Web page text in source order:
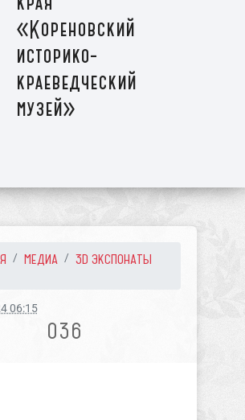
«Кореновский
историко-
краеведческий
музей»
МЕДИА 3D ЭКСПОНАТЫ
06:15
036